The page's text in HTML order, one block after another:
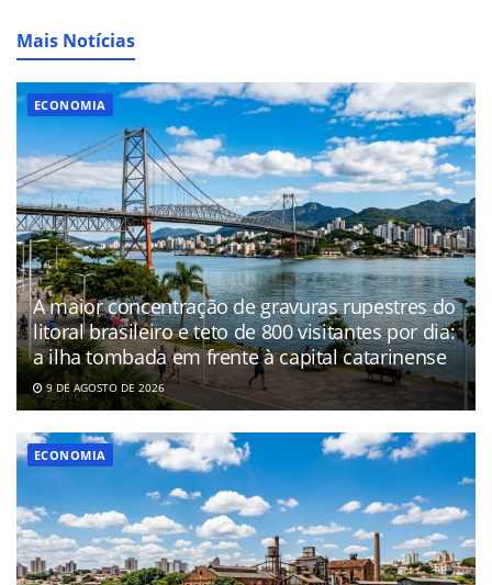
Mais Notícias
ECONOMIA
A maior concentração de gravuras rupestres do
litoral brasileiro e teto de 800 visitantes por dia:
a ilha tombada em frente à capital catarinense
9 DE AGOSTO DE 2026
ECONOMIA